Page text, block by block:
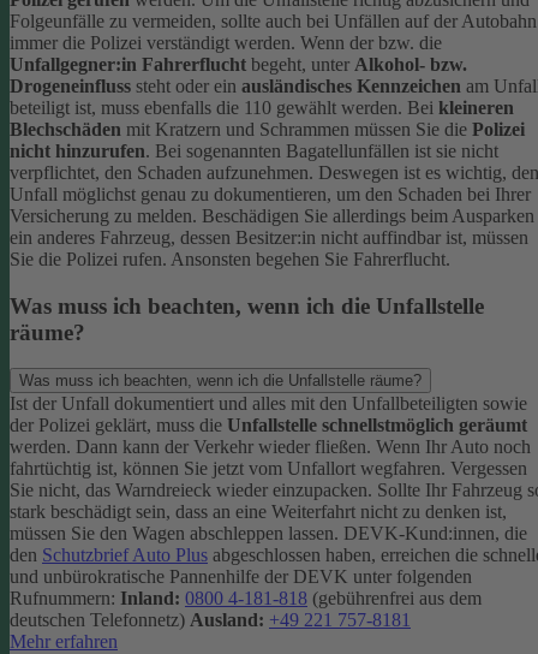
Folgeunfälle zu vermeiden, sollte auch bei Unfällen auf der Autobahn
immer die Polizei verständigt werden. Wenn der bzw. die
Unfallgegner:in Fahrerflucht begeht, unter Alkohol- bzw.
Drogeneinfluss steht oder ein ausländisches Kennzeichen am
beteiligt ist, muss ebenfalls die 110 gewählt werden. Bei kleineren
Blechschäden mit Kratzern und Schrammen müssen Sie die Polizei
nicht hinzurufen. Bei sogenannten Bagatellunfällen ist sie nicht
verpflichtet, den Schaden aufzunehmen. Deswegen ist es wichtig, den
Unfall möglichst genau zu dokumentieren, um den Schaden bei Ihrer
Versicherung zu melden. Beschädigen Sie allerdings beim Ausparken
ein anderes Fahrzeug, dessen Besitzer:in nicht auffindbar ist, müssen
Sie die Polizei rufen. Ansonsten begehen Sie Fahrerflucht.
Was muss ich beachten, wenn ich die Unfallstelle
räume?
Was muss ich beachten, wenn ich die Unfallstelle räume?
Ist der Unfall dokumentiert und alles mit den Unfallbeteiligten sowie
der Polizei geklärt, muss die Unfallstelle schnellstmöglich geräumt
werden. Dann kann der Verkehr wieder fließen. Wenn Ihr Auto noch
fahrtüchtig ist, können Sie jetzt vom Unfallort wegfahren. Vergessen
Sie nicht, das Warndreieck wieder einzupacken. Sollte Ihr Fahrzeug
stark beschädigt sein, dass an eine Weiterfahrt nicht zu denken ist,
müssen Sie den Wagen abschleppen lassen. DEVK-Kund:innen, die
den Schutzbrief Auto Plus abgeschlossen haben, erreichen die
und unbürokratische Pannenhilfe der DEVK unter folgenden
Rufnummern: Inland: 0800 4-181-818 (gebührenfrei aus dem
deutschen Telefonnetz) Ausland: +49 221 757-8181
Mehr erfahren